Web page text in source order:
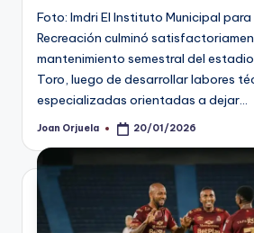
Foto: Imdri El Instituto Municipal
Recreación culminó
mantenimiento semestral del estadio
Toro, luego de desarrollar labores
especializadas orientadas a dejar…
Publicado
Joan Orjuela 20/01/2026